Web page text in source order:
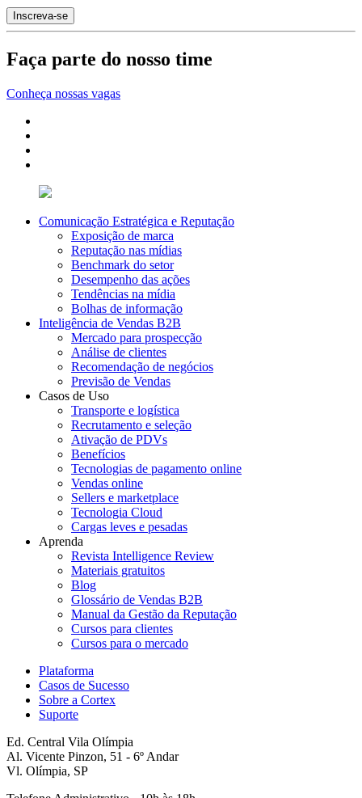
Faça parte do nosso time
Conheça nossas vagas
Comunicação Estratégica e Reputação
Exposição de marca
Reputação nas mídias
Benchmark do setor
Desempenho das ações
Tendências na mídia
Bolhas de informação
Inteligência de Vendas B2B
Mercado para prospecção
Análise de clientes
Recomendação de negócios
Previsão de Vendas
Casos de Uso
Transporte e logística
Recrutamento e seleção
Ativação de PDVs
Benefícios
Tecnologias de pagamento online
Vendas online
Sellers e marketplace
Tecnologia Cloud
Cargas leves e pesadas
Aprenda
Revista Intelligence Review
Materiais gratuitos
Blog
Glossário de Vendas B2B
Manual da Gestão da Reputação
Cursos para clientes
Cursos para o mercado
Plataforma
Casos de Sucesso
Sobre a Cortex
Suporte
Ed. Central Vila Olímpia
Al. Vicente Pinzon, 51 - 6º Andar
Vl. Olímpia, SP